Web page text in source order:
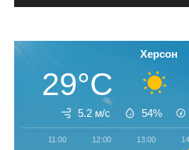
Херсон
29°C
5.2 м/с 54%
11:00 12:00 13:00